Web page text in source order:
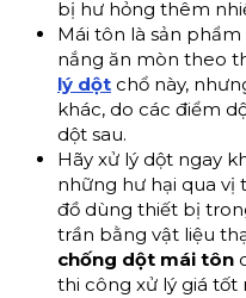
bị hư hỏng thêm
Mái tôn là sản
nắng ăn mòn theo
lý dột chổ này,
khác, do các điểm
dột sau.
Hãy xử lý dột ngay
những hư hại qua vị
đồ dùng thiết bị
trần bằng vật liệu
chống dột mái tôn
thi công xử lý giá tốt